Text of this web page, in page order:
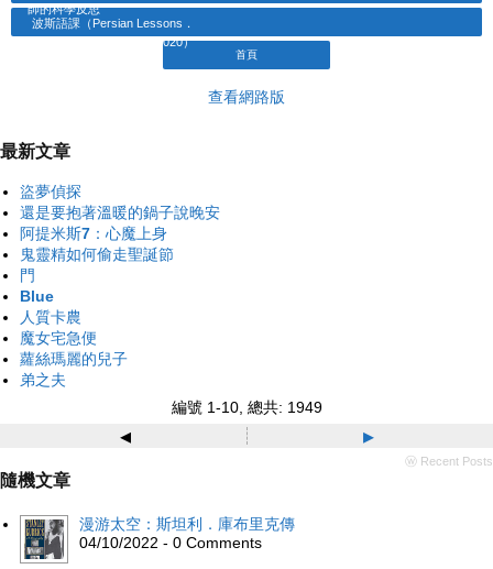
師的科學反思
波斯語課（Persian Lessons．
2020）
首頁
查看網路版
最新文章
盜夢偵探
還是要抱著溫暖的鍋子說晚安
阿提米斯7：心魔上身
鬼靈精如何偷走聖誕節
門
Blue
人質卡農
魔女宅急便
蘿絲瑪麗的兒子
弟之夫
編號 1-10, 總共: 1949
◂ ▸
ⓦ Recent Posts
隨機文章
漫游太空：斯坦利．庫布里克傳
04/10/2022 - 0 Comments